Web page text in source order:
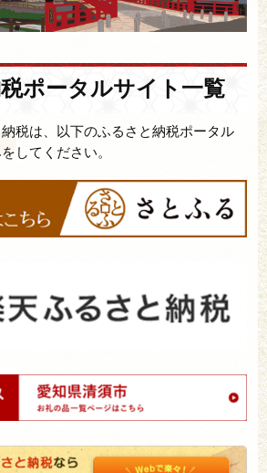
ポータルサイト一覧
税は、以下のふるさと納税ポータル
してください。